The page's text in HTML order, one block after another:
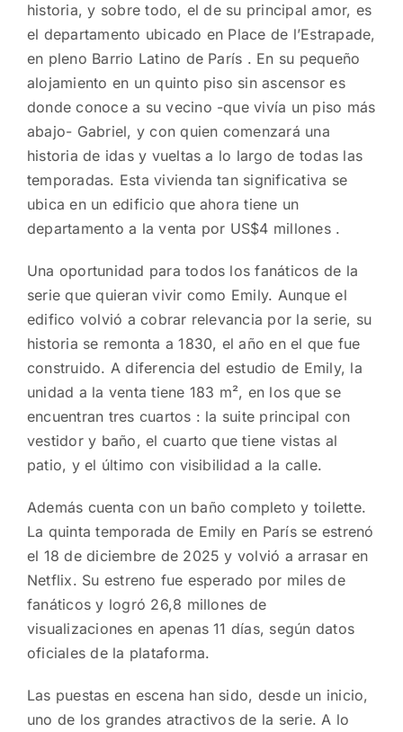
historia, y sobre todo, el de su principal amor, es
el departamento ubicado en Place de l’Estrapade,
en pleno Barrio Latino de París . En su pequeño
alojamiento en un quinto piso sin ascensor es
donde conoce a su vecino -que vivía un piso más
abajo- Gabriel, y con quien comenzará una
historia de idas y vueltas a lo largo de todas las
temporadas. Esta vivienda tan significativa se
ubica en un edificio que ahora tiene un
departamento a la venta por US$4 millones .
Una oportunidad para todos los fanáticos de la
serie que quieran vivir como Emily. Aunque el
edifico volvió a cobrar relevancia por la serie, su
historia se remonta a 1830, el año en el que fue
construido. A diferencia del estudio de Emily, la
unidad a la venta tiene 183 m², en los que se
encuentran tres cuartos : la suite principal con
vestidor y baño, el cuarto que tiene vistas al
patio, y el último con visibilidad a la calle.
Además cuenta con un baño completo y toilette.
La quinta temporada de Emily en París se estrenó
el 18 de diciembre de 2025 y volvió a arrasar en
Netflix. Su estreno fue esperado por miles de
fanáticos y logró 26,8 millones de
visualizaciones en apenas 11 días, según datos
oficiales de la plataforma.
Las puestas en escena han sido, desde un inicio,
uno de los grandes atractivos de la serie. A lo